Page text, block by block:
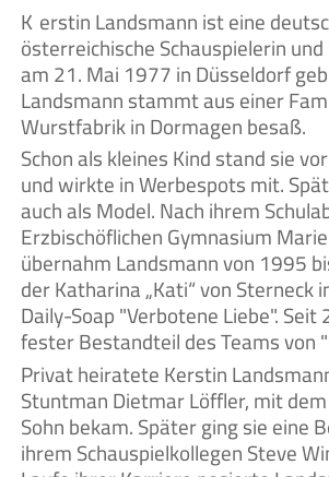
Kerstin Landsmann ist eine deutsch-
österreichische Schauspielerin
am 21. Mai 1977 in Düsseldorf
Landsmann stammt aus einer
Wurstfabrik in Dormagen besaß.
Schon als kleines Kind stand sie
und wirkte in Werbespots mit.
auch als Model. Nach ihrem
Erzbischöflichen Gymnasium
übernahm Landsmann von 1995
der Katharina „Kati“ von Sterneck
Daily-Soap "Verbotene Liebe".
fester Bestandteil des Teams von
Privat heiratete Kerstin
Stuntman Dietmar Löffler, mit
Sohn bekam. Später ging sie eine
ihrem Schauspielkollegen Steve